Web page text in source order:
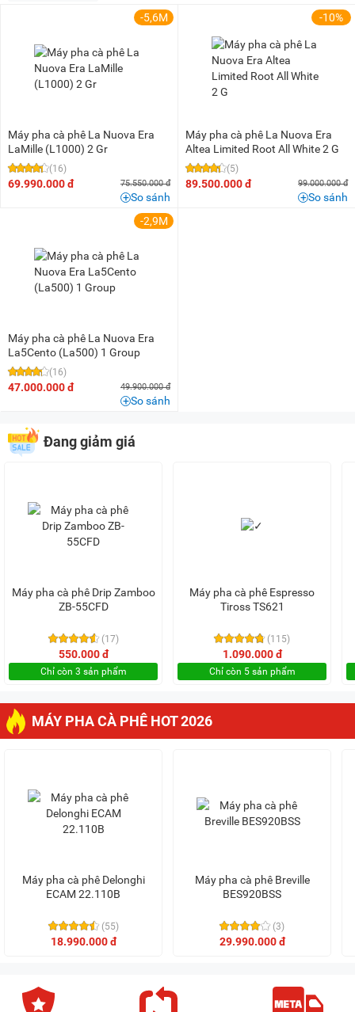
-5,6M
Máy pha cà phê La Nuova Era
LaMille (L1000) 2 Gr
(16)
69.990.000 đ 75.550.000 đ
So sánh
-10%
Máy pha cà phê La Nuova Era
Altea Limited Root All White 2 G
(5)
89.500.000 đ 99.000.000 đ
So sánh
-2,9M
Máy pha cà phê La Nuova Era
La5Cento (La500) 1 Group
(16)
47.000.000 đ 49.900.000 đ
So sánh
Đang giảm giá
Máy pha cà phê Drip Zamboo
ZB-55CFD
(17)
550.000 đ
Chỉ còn 3 sản phẩm
Máy pha cà phê Espresso
Tiross TS621
(115)
1.090.000 đ
Chỉ còn 5 sản phẩm
MÁY PHA CÀ PHÊ HOT 2026
Máy pha cà phê Delonghi
ECAM 22.110B
(55)
18.990.000 đ
Máy pha cà phê Breville
BES920BSS
(3)
29.990.000 đ